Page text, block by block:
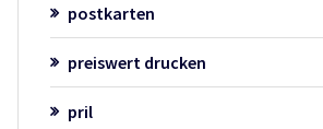
postkarten
preiswert drucken
pril